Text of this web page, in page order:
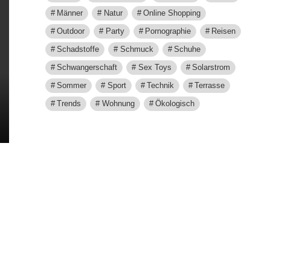
Männer
Natur
Online Shopping
Outdoor
Party Pornographie
Reisen
Schadstoffe
Schmuck
Schuhe
Schwangerschaft
Sex Toys
Solarstrom
Sommer
Sport Technik
Terrasse
Trends
Wohnung Ökologisch